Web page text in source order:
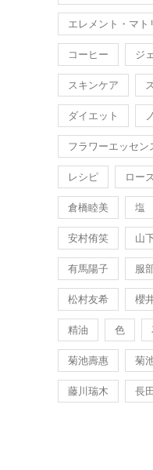
エレメント・マト
コーヒー ジ
スキンケア
ダイエット
フラワーエッセン
レシピ ロー
倉橋睦美 塩
安村侑笑 山
有馬陽子 服
松村友希 櫻
精油 色
菊池壽惠 菊
藤川瑞木 長